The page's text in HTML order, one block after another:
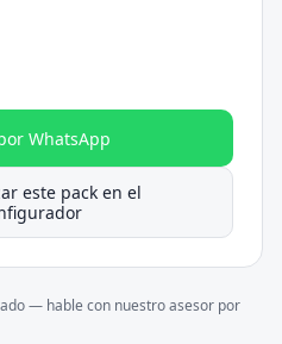
WhatsApp
este pack en el
— hable con nuestro asesor por